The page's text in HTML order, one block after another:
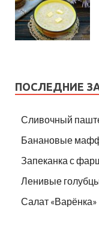
ПОСЛЕДНИЕ
Сливочный
Банановые
Запеканка с
Ленивые
Салат «Варёнка»